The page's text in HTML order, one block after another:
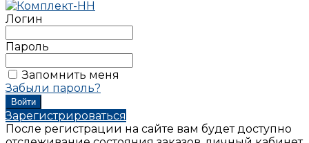
Логин
Пароль
Запомнить меня
Забыли пароль?
Зарегистрироваться
После регистрации на сайте вам будет доступно